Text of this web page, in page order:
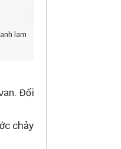
lam
Đối
chảy